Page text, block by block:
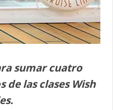
sumar cuatro
de las clases Wish